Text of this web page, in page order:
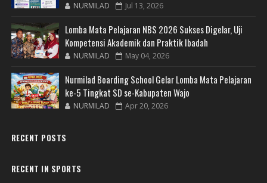
NURMILAD Jul 13, 2026
Lomba Mata Pelajaran NBS 2026 Sukses Digelar, Uji
Kompetensi Akademik dan Praktik Ibadah
NURMILAD May 04, 2026
Nurmilad Boarding School Gelar Lomba Mata Pelajaran
ke-5 Tingkat SD se-Kabupaten Wajo
NURMILAD Apr 20, 2026
RECENT POSTS
RECENT IN SPORTS